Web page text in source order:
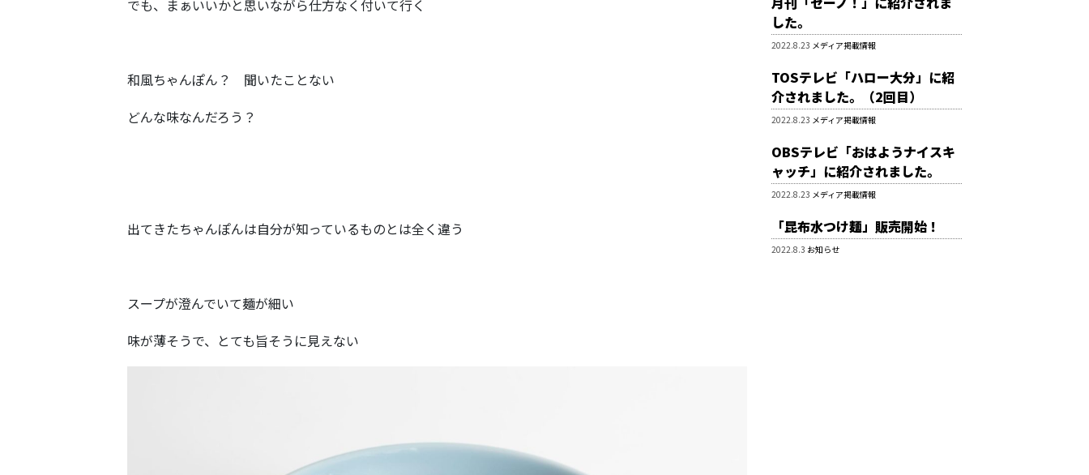
でも、まぁいいかと思いながら仕方なく付いて行く
和風ちゃんぽん？ 聞いたことない
どんな味なんだろう？
出てきたちゃんぽんは自分が知っているものとは全く違う
スープが澄んでいて麺が細い
味が薄そうで、とても旨そうに見えない
した。
2022.8.23 メディア掲載情報
TOSテレビ「ハロー大分」に紹
介されました。（2回目）
2022.8.23 メディア掲載情報
OBSテレビ「おはようナイスキ
ャッチ」に紹介されました。
2022.8.23 メディア掲載情報
「昆布水つけ麺」販売開始！
2022.8.3 お知らせ